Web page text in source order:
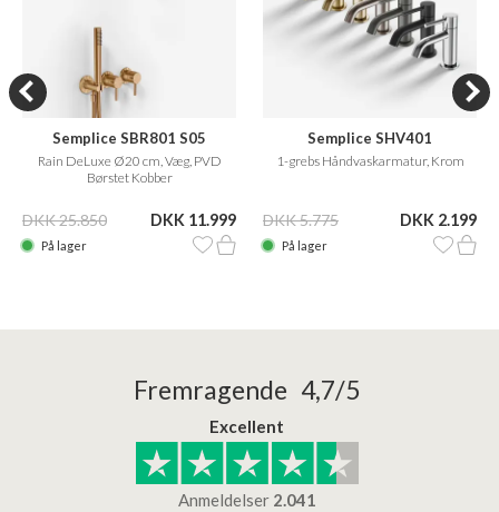
Semplice SBR801 S05
Rain DeLuxe Ø20 cm, Væg, PVD
Børstet Kobber
DKK 25.850 DKK 11.999
På lager
Semplice SHV401
1-grebs Håndvaskarmatur, Krom
DKK 5.775 DKK 2.199
På lager
Fremragende 4,7/5
Excellent
Anmeldelser 2.041